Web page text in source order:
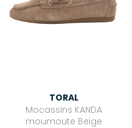
TORAL
Mocassins KANDA
moumoute Beige